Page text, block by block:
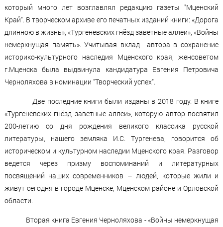
который много лет возглавлял редакцию газеты "Мценский
Край". В творческом архиве его печатных изданий книги: «Дорога
длинною в жизнь», «Тургеневских гнёзд заветные аллеи», «Войны
немеркнущая память». Учитывая вклад автора в сохранение
историко-культурного наследия Мценского края, женсоветом
г.Мценска была выдвинула кандидатура Евгения Петровича
Черноляхова в номинации "Творческий успех".
Две последние книги были изданы в 2018 году. В книге
«Тургеневских гнёзд заветные аллеи», которую автор посвятил
200-летию со дня рождения великого классика русской
литературы, нашего земляка И.С. Тургенева, говорится об
историческом и культурном наследии Мценского края. Разговор
ведется через призму воспоминаний и литературных
посвящений наших современников – людей, которые жили и
живут сегодня в городе Мценске, Мценском районе и Орловской
области.
Вторая книга Евгения Черноляхова - «Войны немеркнущая